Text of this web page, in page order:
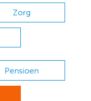
Zorg
Pensioen